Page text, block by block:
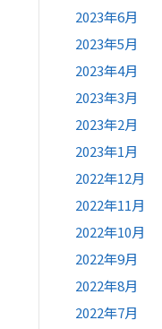
2023年6月
2023年5月
2023年4月
2023年3月
2023年2月
2023年1月
2022年12月
2022年11月
2022年10月
2022年9月
2022年8月
2022年7月